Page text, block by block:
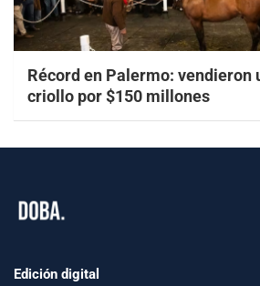
Récord en Palermo: vendieron
criollo por $150 millones
Edición digital